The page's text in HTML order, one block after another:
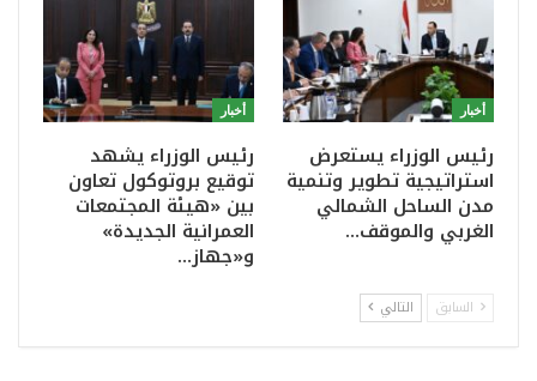
أخبار
رئيس الوزراء يستعرض
استراتيجية تطوير وتنمية
مدن الساحل الشمالي
الغربي والموقف…
أخبار
رئيس الوزراء يشهد
توقيع بروتوكول تعاون
بين «هيئة المجتمعات
العمرانية الجديدة»
و«جهاز…
السابق التالي